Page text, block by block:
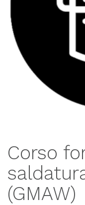
Corso
(GMAW)